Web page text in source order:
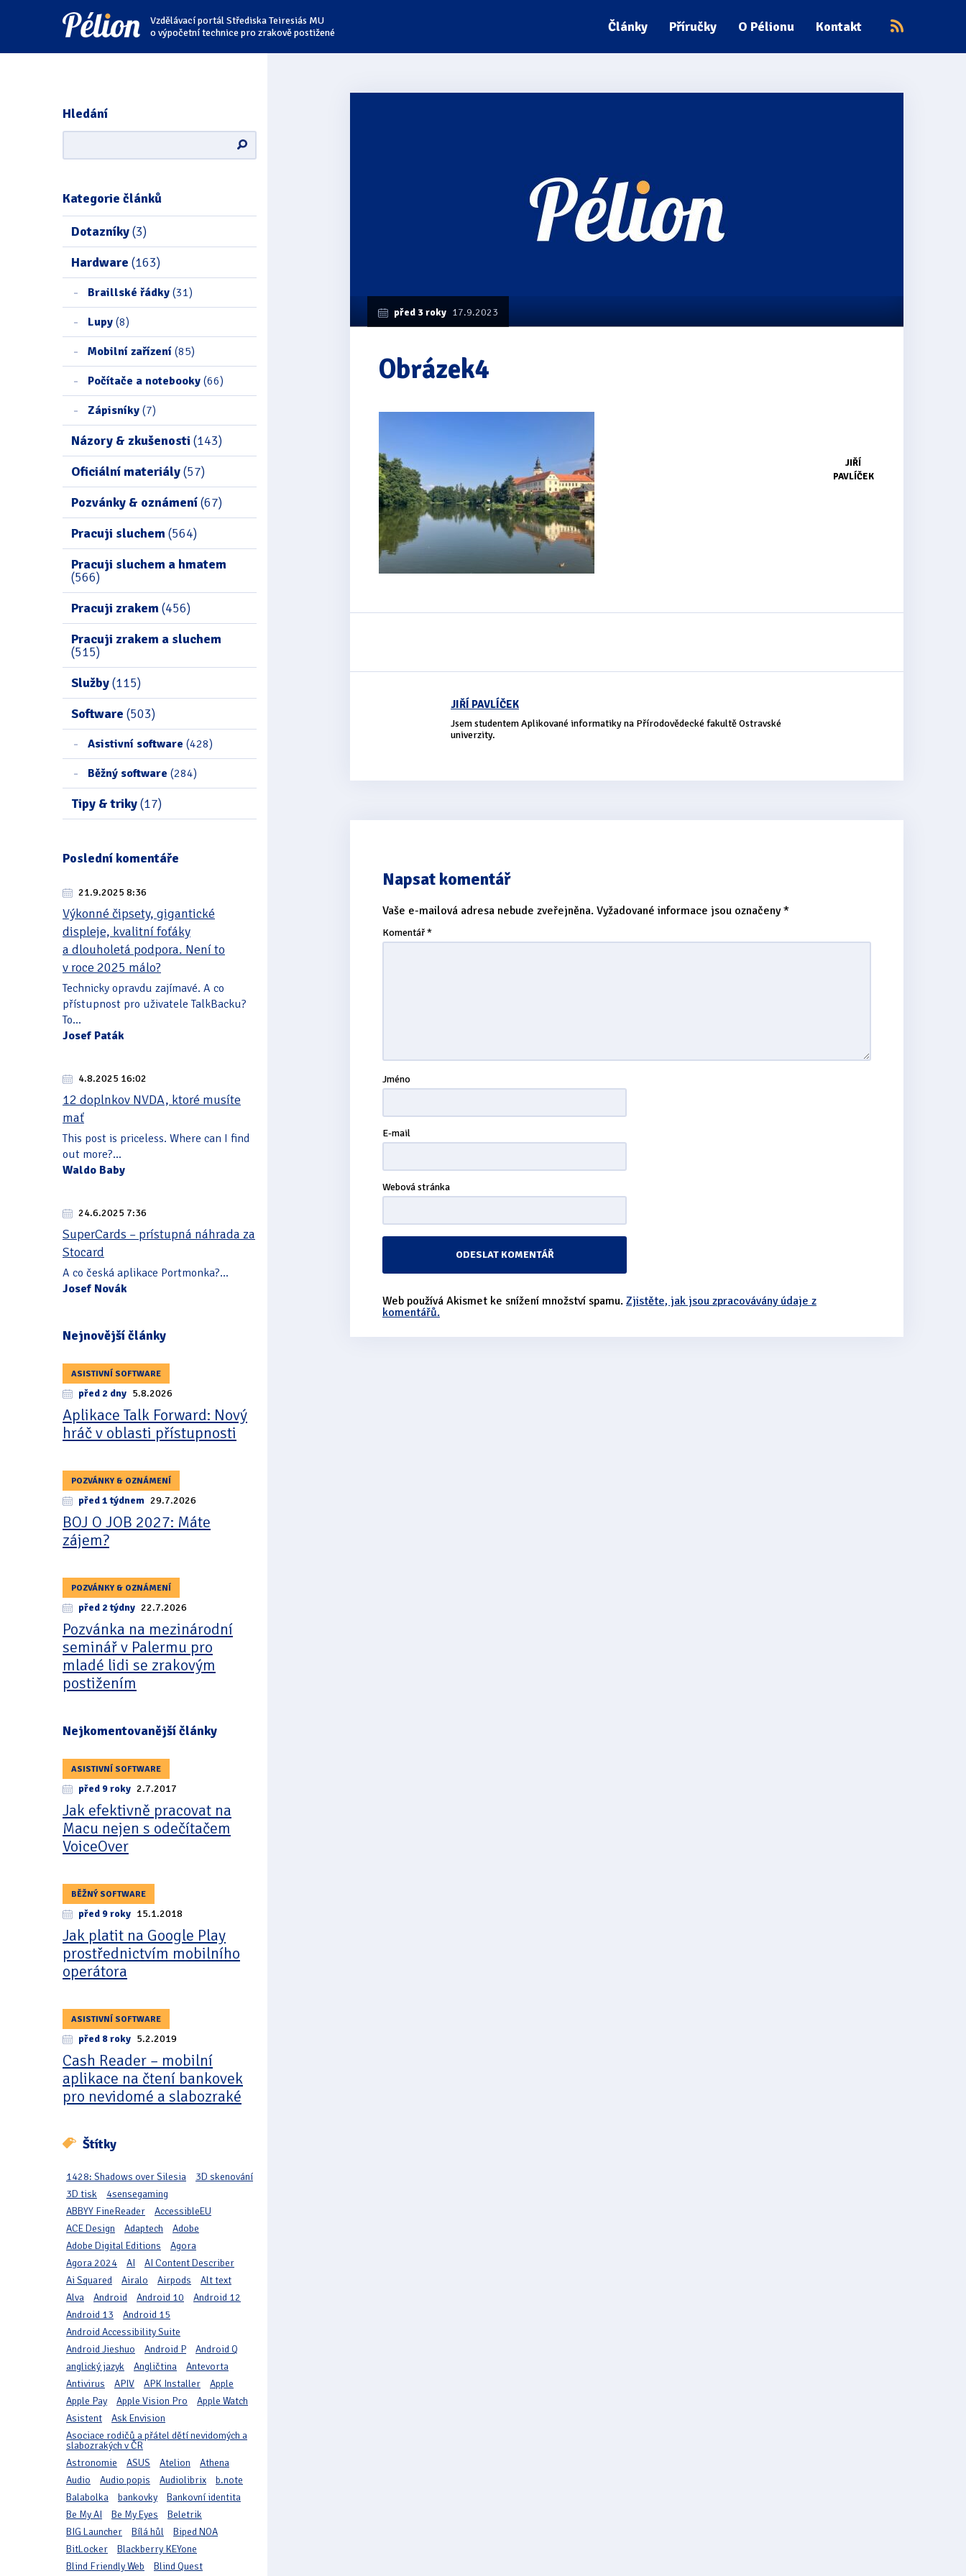
Přejít
na
štítky
Přejít
na
kategorie
Přejít
na
obsah
Vzdělávací portál Střediska Teiresiás MU
o výpočetní technice pro zrakově postižené
Články Příručky O Pélionu Kontakt
Hledání
Kategorie článků
Dotazníky(3)
Hardware (163)
Braillské řádky (31)
Lupy (8)
Mobilní zařízení (85)
Počítače a notebooky (66)
Zápisníky (7)
Názory & zkušenosti (143)
Oficiální materiály(57)
Pozvánky & oznámení(67)
Pracuji sluchem(564)
Pracuji sluchem a hmatem
(566)
Pracuji zrakem(456)
Pracuji zrakem a sluchem
(515)
Služby(115)
Software (503)
Asistivní software (428)
Běžný software (284)
Tipy & triky(17)
Poslední komentáře
21.9.2025 8:36
Výkonné čipsety, gigantické
displeje, kvalitní foťáky
a dlouholetá podpora. Není to
v roce 2025 málo?
Technicky opravdu zajímavé. A co
přístupnost pro uživatele TalkBacku?
To...
Josef Paták
4.8.2025 16:02
12 doplnkov NVDA, ktoré musíte
mať
This post is priceless. Where can I find
out more?...
Waldo Baby
24.6.2025 7:36
SuperCards – prístupná náhrada za
Stocard
A co česká aplikace Portmonka?...
Josef Novák
Nejnovější články
ASISTIVNÍ SOFTWARE
před 2 dny 5.8.2026
Aplikace Talk Forward: Nový
hráč v oblasti přístupnosti
POZVÁNKY & OZNÁMENÍ
před 1 týdnem 29.7.2026
BOJ O JOB 2027: Máte
zájem?
POZVÁNKY & OZNÁMENÍ
před 2 týdny 22.7.2026
Pozvánka na mezinárodní
seminář v Palermu pro
mladé lidi se zrakovým
postižením
Nejkomentovanější články
ASISTIVNÍ SOFTWARE
před 9 roky 2.7.2017
Jak efektivně pracovat na
Macu nejen s odečítačem
VoiceOver
BĚŽNÝ SOFTWARE
před 9 roky 15.1.2018
Jak platit na Google Play
prostřednictvím mobilního
operátora
ASISTIVNÍ SOFTWARE
před 8 roky 5.2.2019
Cash Reader – mobilní
aplikace na čtení bankovek
pro nevidomé a slabozraké
Štítky
1428: Shadows over Silesia
3D skenování
3D tisk
4sensegaming
ABBYY FineReader
AccessibleEU
ACE Design
Adaptech
Adobe
Adobe Digital Editions
Agora
Agora 2024
AI
AI Content Describer
Ai Squared
Airalo Airpods
Alt text
Alva
Android Android 10
Android 12
Android 13
Android 15
Android Accessibility Suite
Android Jieshuo
Android P
Android Q
anglický jazyk
Angličtina
Antevorta
Antivirus
APIV APK Installer
Apple
Apple Pay
Apple Vision Pro
Apple Watch
Asistent
Ask Envision
Asociace rodičů a přátel dětí nevidomých a
slabozrakých v ČR
Astronomie
ASUS Atelion
Athena
Audio
Audio popis Audiolibrix
b.note
Balabolka
bankovky
Bankovní identita
Be My AI
Be My Eyes
Beletrik
BIG Launcher
Bílá hůl
Biped NOA
BitLocker
Blackberry KEYone
Blind Friendly Web
Blind Quest
před 3 roky 17.9.2023
Obrázek4
JIŘÍ
PAVLÍČEK
JIŘÍ PAVLÍČEK
Jsem studentem Aplikované informatiky na Přírodovědecké fakultě Ostravské
univerzity.
Napsat komentář
Vaše e-mailová adresa nebude zveřejněna. Vyžadované informace jsou označeny*
Komentář*
Jméno
E-mail
Webová stránka
Web používá Akismet ke snížení množství spamu. Zjistěte, jak jsou zpracovávány údaje z
komentářů.